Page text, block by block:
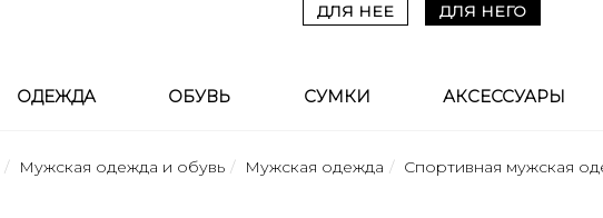
ДЛЯ НЕЕ ДЛЯ НЕГО
ОДЕЖДА ОБУВЬ СУМКИ АКСЕССУАРЫ
Мужская одежда и обувь Мужская одежда Спортивная мужская